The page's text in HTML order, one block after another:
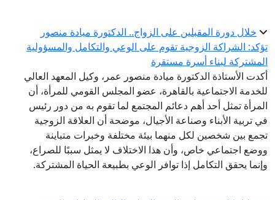
خلال دورة المقبلين على الزواج.. الدكتورة ميادة منصور
تؤكد: الشراكة الزوجية تقوم على الوعي والتكامل والمسؤولية
المشتركة لبناء أسرة مستقرة
أكدت الأستاذة الدكتورة ميادة منصور عمر، وكيل المعهد العالي
للخدمة الاجتماعية بالقاهرة، عضو المجلس القومي للمرأة، أن
المرأة تمثل أحد أهم دعائم المجتمع لما تقوم به من دور رئيس
في تربية الأبناء وصناعة الأجيال، موضحة أن العلاقة الزوجية
تجمع بين شخصين لكل منهما بيئة مختلفة وخبرات متباينة
ووضع اجتماعي خاص، وأن هذا الاختلاف لا يمثل سببًا للصراع،
وإنما يحقق التكامل إذا توافر الوعي بطبيعة الحياة المشتركة.